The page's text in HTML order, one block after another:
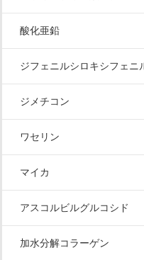
酸化亜鉛
ジフェニルシロキシフェニ
ジメチコン
ワセリン
マイカ
アスコルビルグルコシド
加水分解コラーゲン